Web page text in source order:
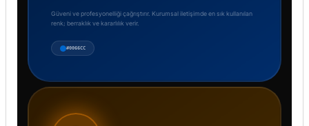
Güveni ve profesyonelliği çağrıştırır. Kurumsal iletişimde en sık kullanılan
renk; berraklık ve kararlılık verir.
#0066CC